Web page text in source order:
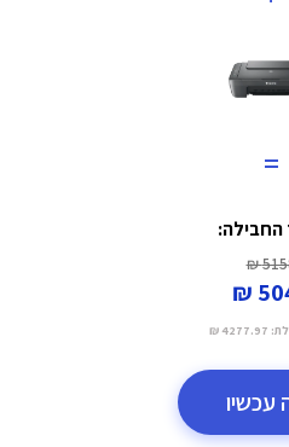
=
החבילה:
4277.97 ₪
עכשיו